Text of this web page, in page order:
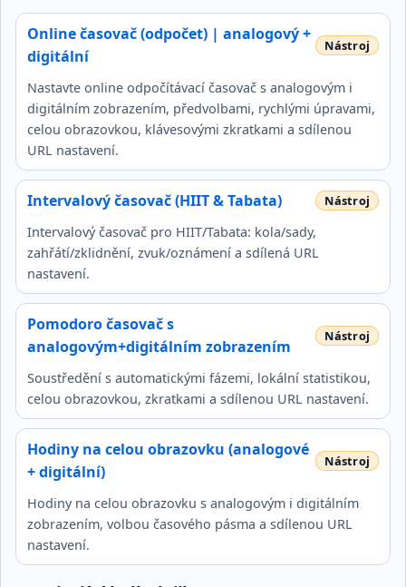
Online časovač (odpočet) | analogový +
digitální
Nastavte online odpočítávací časovač s analogovým i
digitálním zobrazením, předvolbami, rychlými úpravami,
celou obrazovkou, klávesovými zkratkami a sdílenou
URL nastavení.
Intervalový časovač (HIIT & Tabata)
Intervalový časovač pro HIIT/Tabata: kola/sady,
zahřátí/zklidnění, zvuk/oznámení a sdílená URL
nastavení.
Pomodoro časovač s
analogovým+digitálním zobrazením
Soustředění s automatickými fázemi, lokální statistikou,
celou obrazovkou, zkratkami a sdílenou URL nastavení.
Hodiny na celou obrazovku (analogové
+ digitální)
Hodiny na celou obrazovku s analogovým i digitálním
zobrazením, volbou časového pásma a sdílenou URL
nastavení.